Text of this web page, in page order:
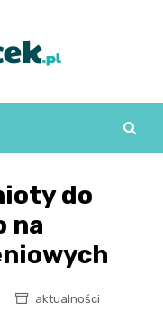
do
na
aktualności